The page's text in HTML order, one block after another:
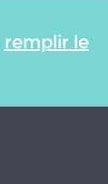
remplir le